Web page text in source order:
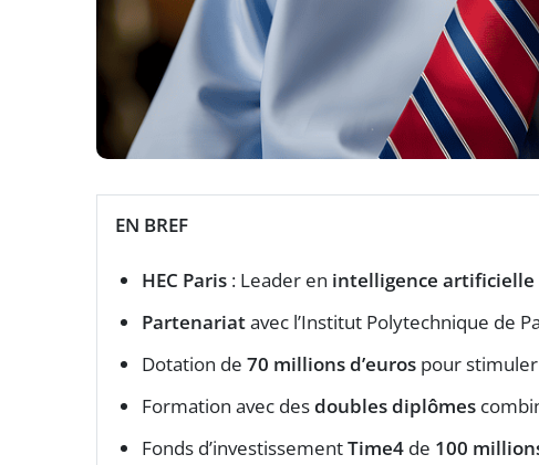
EN BREF
HEC Paris : Leader en intelligence artificielle
Partenariatavec l’Institut Polytechnique de
Dotation de 70 millions d’euros pour
Formation avec desdoubles diplômes
Fonds d’investissementTime4 de 100